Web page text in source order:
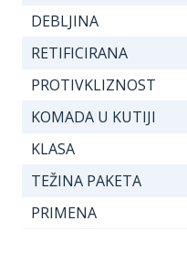
DEBLJINA
RETIFICIRANA
PROTIVKLIZNOST
KOMADA U KUTIJI
KLASA
TEŽINA PAKETA
PRIMENA